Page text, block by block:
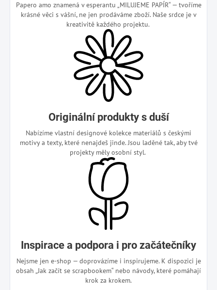
Papero amo znamená v esperantu „MILUJEME PAPÍR“ — tvoříme
krásné věci s vášní, ne jen prodáváme zboží. Naše srdce je v
kreativitě každého projektu.
Originální produkty s duší
Nabízíme vlastní designové kolekce materiálů s českými
motivy a texty, které nenajdeš jinde. Jsou laděné tak, aby tvé
projekty měly osobní styl.
Inspirace a podpora i pro začátečníky
Nejsme jen e-shop — doprovázíme i inspirujeme. K dispozici je
obsah „Jak začít se scrapbookem“ nebo návody, které pomáhají
krok za krokem.